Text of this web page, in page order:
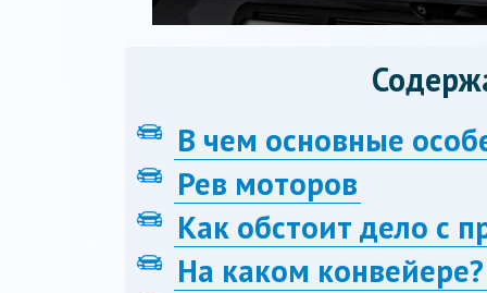
В чем основные
Рев моторов
Как обстоит дело с
На каком конвейере?